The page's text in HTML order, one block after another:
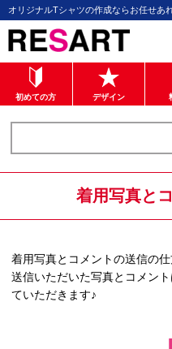
オリジナルTシャツの作成ならお任せあ
初めての方 デザイン
着用写真と
着用写真とコメントの送信の
送信いただいた写真とコメン
ていただきます♪